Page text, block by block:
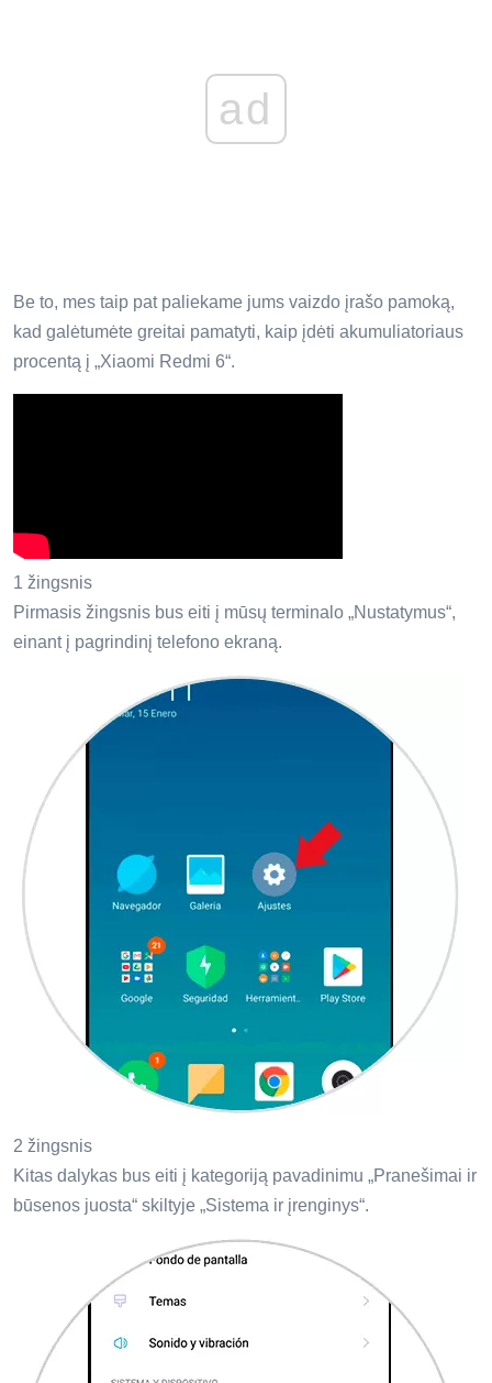
ad
Be to, mes taip pat paliekame jums vaizdo įrašo pamoką,
kad galėtumėte greitai pamatyti, kaip įdėti akumuliatoriaus
procentą į „Xiaomi Redmi 6“.
1 žingsnis
Pirmasis žingsnis bus eiti į mūsų terminalo „Nustatymus“,
einant į pagrindinį telefono ekraną.
2 žingsnis
Kitas dalykas bus eiti į kategoriją pavadinimu „Pranešimai ir
būsenos juosta“ skiltyje „Sistema ir įrenginys“.